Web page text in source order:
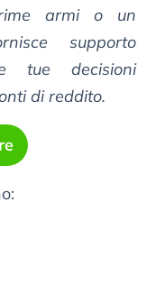
armi o un
supporto
tue decisioni
di reddito.